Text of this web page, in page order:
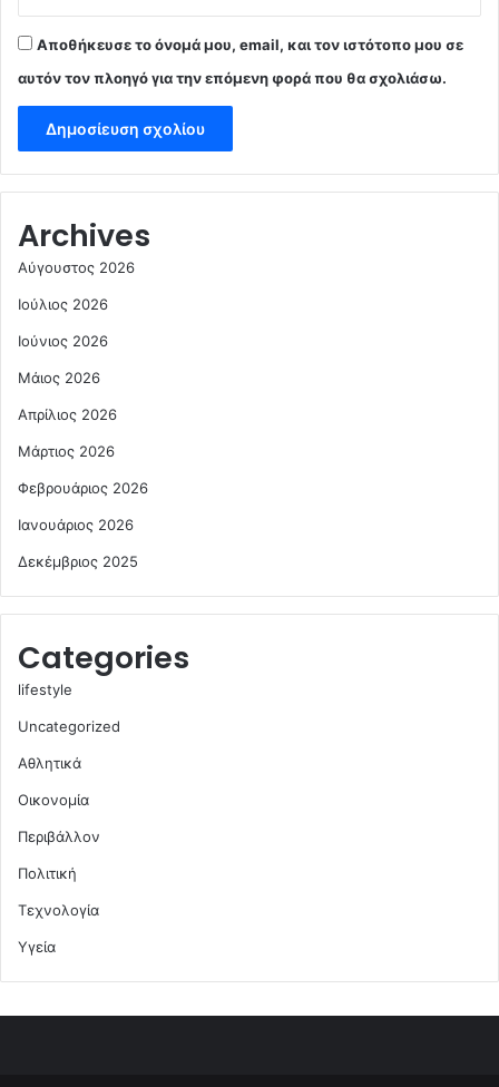
Αποθήκευσε το όνομά μου, email, και τον ιστότοπο μου σε
αυτόν τον πλοηγό για την επόμενη φορά που θα σχολιάσω.
Archives
Αύγουστος 2026
Ιούλιος 2026
Ιούνιος 2026
Μάιος 2026
Απρίλιος 2026
Μάρτιος 2026
Φεβρουάριος 2026
Ιανουάριος 2026
Δεκέμβριος 2025
Categories
lifestyle
Uncategorized
Αθλητικά
Οικονομία
Περιβάλλον
Πολιτική
Τεχνολογία
Υγεία